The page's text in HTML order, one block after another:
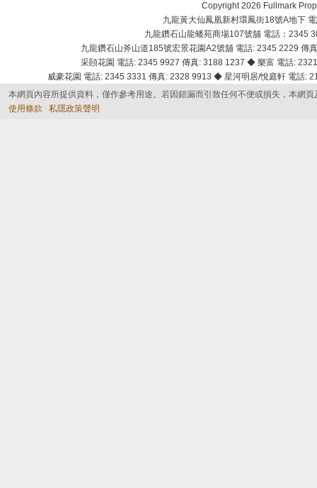
Copyright 2026 Fullmark
九龍黃大仙鳳凰新村環鳳街18號A地下
九龍鑽石山龍蟠苑商場107號舖 電話：2345
九龍鑽石山斧山道185號宏景花園A2號舖 電話: 2345 2229
采頣花園 電話: 2345 9927 傳真: 3188 1237 ◆ 樂富 電話:
威豪花園 電話: 2345 3331 傳真: 2328 9913 ◆ 星河明居/悅庭軒 電話
本網頁內容所提供資料，僅作參考用途。若因錯漏而引致任何不便或損失，本網
使用條款
私隱政策聲明